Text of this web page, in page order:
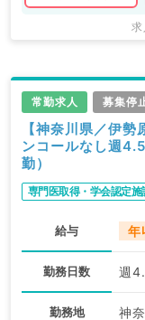
常勤求人 募集停
【神奈川県／伊
ンコールなし週
勤）
専門医取得・学会認定施
給与 年
勤務日数 週
勤務地 神